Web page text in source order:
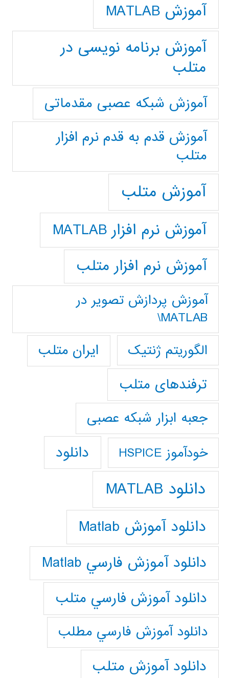
آموزش MATLAB
آموزش برنامه نویسی در
متلب
آموزش شبکه عصبی مقدماتی
آموزش قدم به قدم نرم افزار
متلب
آموزش متلب
آموزش نرم افزار MATLAB
آموزش نرم افزار متلب
آموزش پردازش تصوير در
MATLAB\
الگوریتم ژنتیک
ایران متلب
ترفندهای متلب
جعبه ابزار شبکه عصبی
خودآموز HSPICE دانلود
دانلود MATLAB
دانلود آموزش Matlab
دانلود آموزش فارسي Matlab
دانلود آموزش فارسي متلب
دانلود آموزش فارسي مطلب
دانلود آموزش متلب